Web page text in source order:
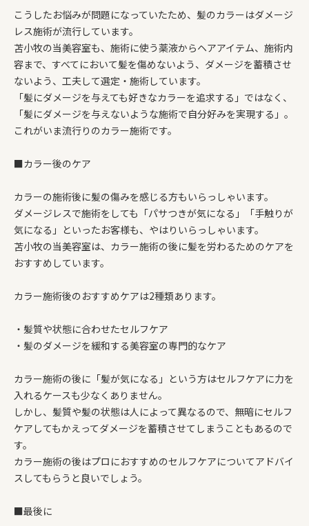
こうしたお悩みが問題になっていたため、髪のカラーはダメージ
レス施術が流行しています。
苫小牧の当美容室も、施術に使う薬液からヘアアイテム、施術内
容まで、すべてにおいて髪を傷めないよう、ダメージを蓄積させ
ないよう、工夫して選定・施術しています。
「髪にダメージを与えても好きなカラーを追求する」ではなく、
「髪にダメージを与えないような施術で自分好みを実現する」。
これがいま流行りのカラー施術です。
■カラー後のケア
カラーの施術後に髪の傷みを感じる方もいらっしゃいます。
ダメージレスで施術をしても「パサつきが気になる」「手触りが
気になる」といったお客様も、やはりいらっしゃいます。
苫小牧の当美容室は、カラー施術の後に髪を労わるためのケアを
おすすめしています。
カラー施術後のおすすめケアは2種類あります。
・髪質や状態に合わせたセルフケア
・髪のダメージを緩和する美容室の専門的なケア
カラー施術の後に「髪が気になる」という方はセルフケアに力を
入れるケースも少なくありません。
しかし、髪質や髪の状態は人によって異なるので、無暗にセルフ
ケアしてもかえってダメージを蓄積させてしまうこともあるので
す。
カラー施術の後はプロにおすすめのセルフケアについてアドバイ
スしてもらうと良いでしょう。
■最後に